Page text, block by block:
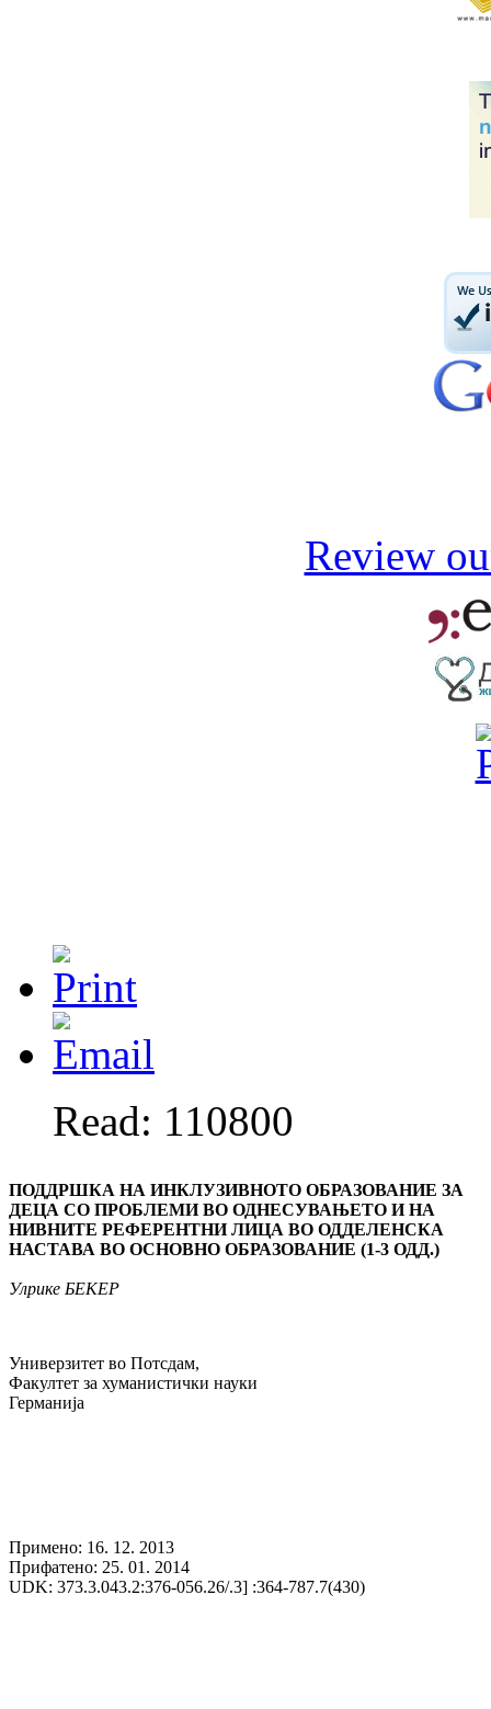
Review
Read: 110800
ПОДДРШКА НА ИНКЛУЗИВНОТО ОБРАЗОВАНИЕ ЗА
ДЕЦА СО ПРОБЛЕМИ ВО ОДНЕСУВАЊЕТО И НА
НИВНИТЕ РЕФЕРЕНТНИ ЛИЦА ВО ОДДЕЛЕНСКА
НАСТАВА ВО ОСНОВНО ОБРАЗОВАНИЕ (1-3 ОДД.)
Улрике БЕКЕР
Универзитет во Потсдам,
Факултет за хуманистички науки
Германија
Примено: 16. 12. 2013
Прифатено: 25. 01. 2014
UDK: 373.3.043.2:376-056.26/.3] :364-787.7(430)